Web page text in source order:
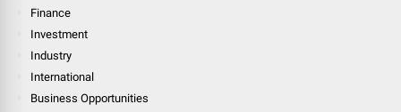
Finance
Investment
Industry
International
Business Opportunities